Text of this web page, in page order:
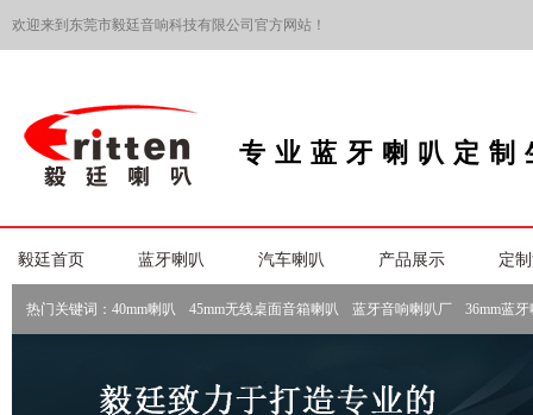
欢迎来到东莞市毅廷音响科技有限公司官方网站！
专业蓝牙喇叭定制
毅廷首页 蓝牙喇叭 汽车喇叭 产品展示 定
热门关键词： 40mm喇叭 45mm无线桌面音箱喇叭 蓝牙音响喇叭厂 36mm蓝